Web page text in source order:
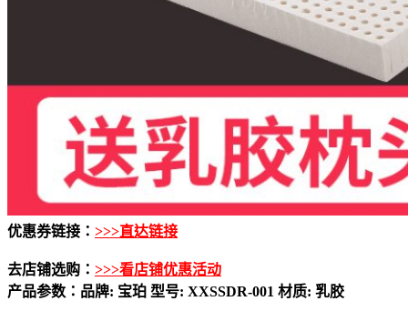
优惠券链接： >>>直达链接
去店铺选购： >>>看店铺优惠活动
产品参数：品牌: 宝珀 型号: XXSSDR-001 材质: 乳胶